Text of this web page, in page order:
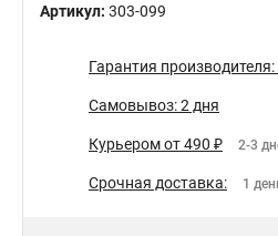
Артикул: 303-099
Гарантия производителя:
Самовывоз: 2 дня
Курьером от 490 ₽ 2-3
Срочная доставка: 1